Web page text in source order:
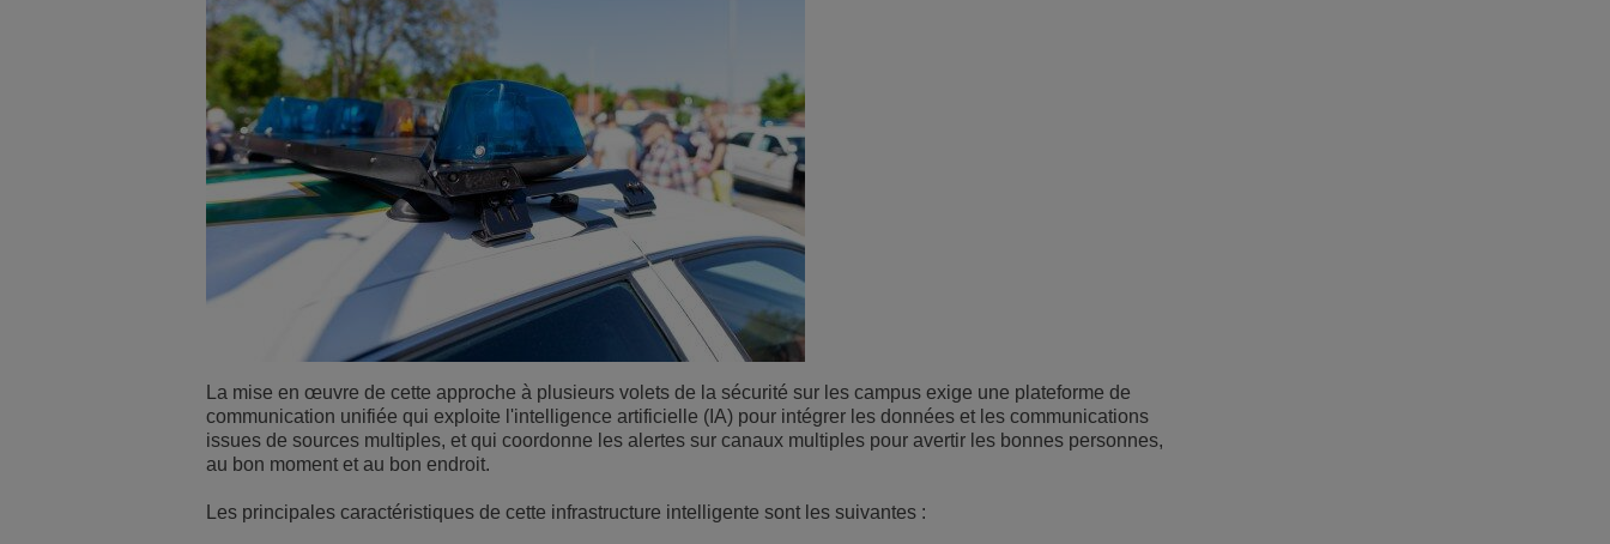
La mise en œuvre de cette approche à plusieurs volets de la sécurité sur les campus exige une plateforme de
communication unifiée qui exploite l'intelligence artificielle (IA) pour intégrer les données et les communications
issues de sources multiples, et qui coordonne les alertes sur canaux multiples pour avertir les bonnes personnes,
au bon moment et au bon endroit.
Les principales caractéristiques de cette infrastructure intelligente sont les suivantes :